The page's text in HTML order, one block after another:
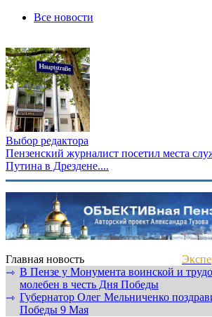
Все новости
Выбор редактора
Пензенский журналист посетил места
Путина в Дрездене....
Главная новость
⇾ В Пензе у Монумента воинской и
молебен в честь Дня Победы
⇾ Губернатор Олег Мельниченко
Победы 9 Мая